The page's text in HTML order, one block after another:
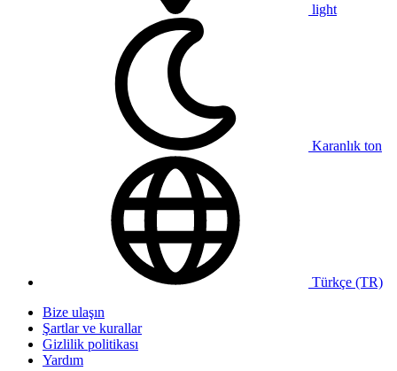
light
Karanlık ton
Türkçe (TR)
Bize ulaşın
Şartlar ve kurallar
Gizlilik politikası
Yardım